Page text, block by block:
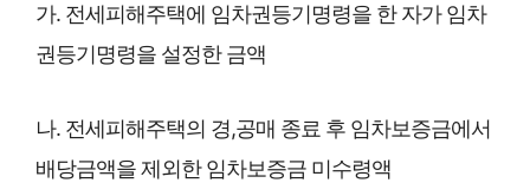
가. 전세피해주택에 임차권등기명령을 한 자가 임차
권등기명령을 설정한 금액
나. 전세피해주택의 경,공매 종료 후 임차보증금에서
배당금액을 제외한 임차보증금 미수령액